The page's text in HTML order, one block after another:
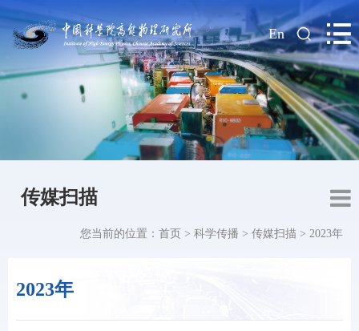
| En
传媒扫描
2023年
您当前的位置： 首页 > 科学传播 > 传媒扫描 > 2023年